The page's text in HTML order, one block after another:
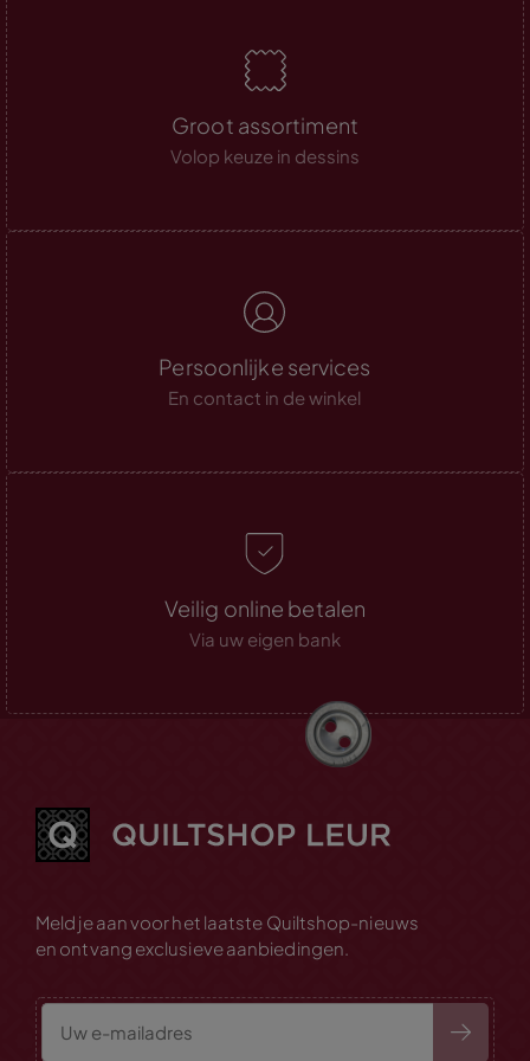
Groot assortiment
Volop keuze in dessins
Persoonlijke services
En contact in de winkel
Veilig online betalen
Via uw eigen bank
Meld je aan voor het laatste Quiltshop-nieuws
en ontvang exclusieve aanbiedingen.